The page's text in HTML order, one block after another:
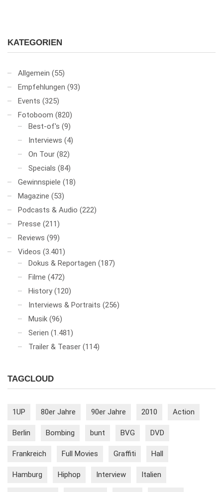
KATEGORIEN
Allgemein (55)
Empfehlungen (93)
Events (325)
Fotoboom (820)
Best-of's (9)
Interviews (4)
On Tour (82)
Specials (84)
Gewinnspiele (18)
Magazine (53)
Podcasts & Audio (222)
Presse (211)
Reviews (99)
Videos (3.401)
Dokus & Reportagen (187)
Filme (472)
History (120)
Interviews & Portraits (256)
Musik (96)
Serien (1.481)
Trailer & Teaser (114)
TAGCLOUD
1UP 80er Jahre 90er Jahre 2010 Action
Berlin Bombing bunt BVG DVD
Frankreich Full Movies Graffiti Hall
Hamburg Hiphop Interview Italien